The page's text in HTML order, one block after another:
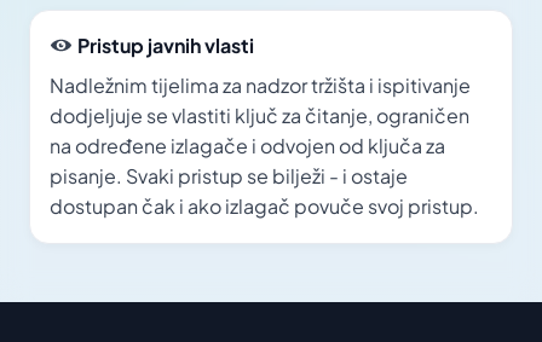
Pristup javnih vlasti
Nadležnim tijelima za nadzor tržišta i ispitivanje
dodjeljuje se vlastiti ključ za čitanje, ograničen
na određene izlagače i odvojen od ključa za
pisanje. Svaki pristup se bilježi - i ostaje
dostupan čak i ako izlagač povuče svoj pristup.